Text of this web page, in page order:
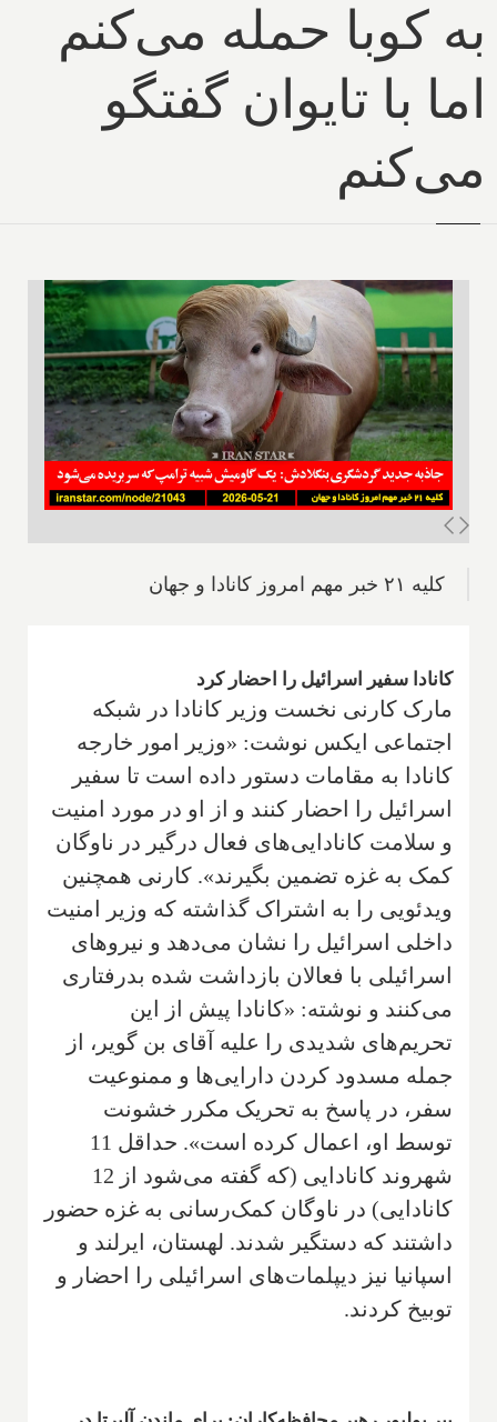
به کوبا حمله می‌کنم
اما با تایوان گفتگو
می‌کنم
کلیه ۲۱ خبر مهم امروز کانادا و جهان
کانادا سفیر اسرائیل را احضار کرد
مارک کارنی نخست وزیر کانادا در شبکه‌
اجتماعی ایکس نوشت: «وزیر امور خارجه
کانادا به مقامات دستور داده است تا سفیر
اسرائیل را احضار کنند و از او در مورد امنیت
و سلامت کانادایی‌های فعال درگیر در ناوگان
کمک به غزه تضمین بگیرند». کارنی همچنین
ویدئویی را به اشتراک گذاشته که وزیر امنیت
داخلی اسرائیل را نشان می‌دهد و نیروهای
اسرائیلی با فعالان بازداشت شده بدرفتاری
می‌کنند و نوشته: «کانادا پیش از این
تحریم‌های شدیدی را علیه آقای بن گویر، از
جمله مسدود کردن دارایی‌ها و ممنوعیت
سفر، در پاسخ به تحریک مکرر خشونت
توسط او، اعمال کرده است». حداقل 11
شهروند کانادایی (که گفته می‌شود از 12
کانادایی) در ناوگان کمک‌رسانی به غزه حضور
داشتند که دستگیر شدند. لهستان، ایرلند و
اسپانیا نیز دیپلمات‌های اسرائیلی را احضار و
توبیخ کردند.